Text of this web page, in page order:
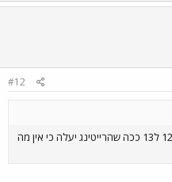
#12
לצערי עכשיו אין תחרות יותר בין 12 ל13 ככה שהרייטינג יעלה כי אין מה